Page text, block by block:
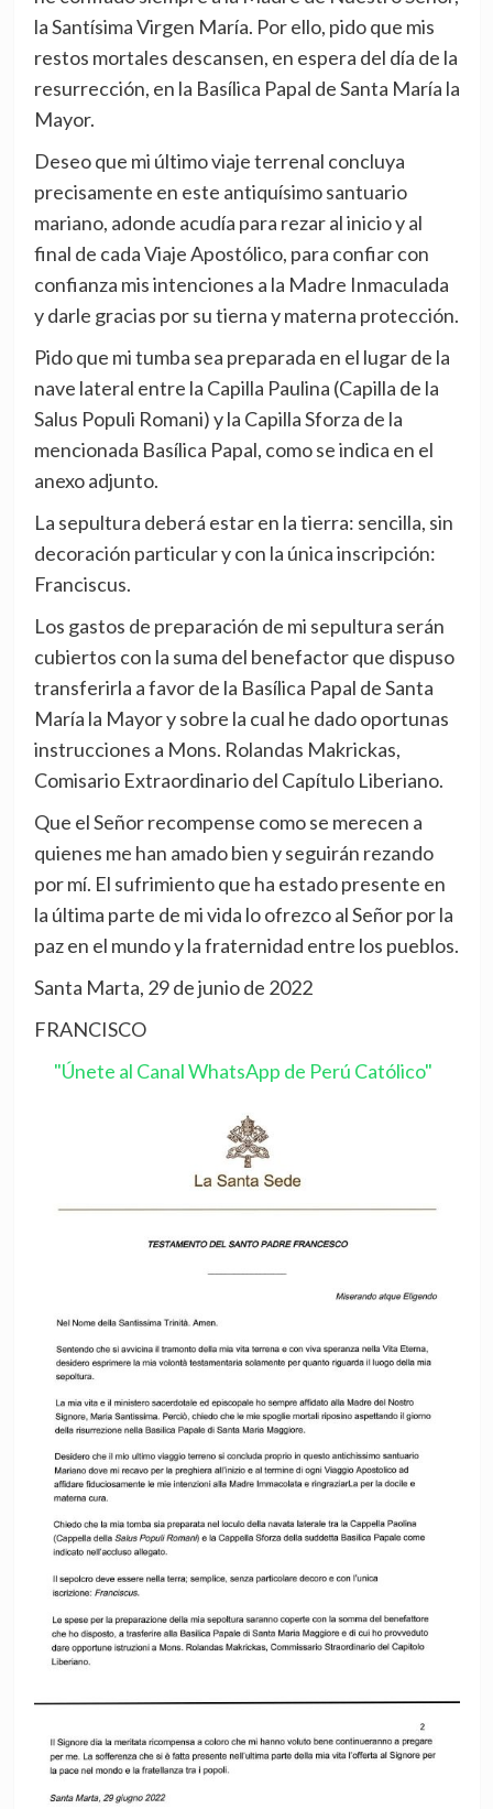
la Santísima Virgen María. Por ello, pido que mis
restos mortales descansen, en espera del día de la
resurrección, en la Basílica Papal de Santa María la
Mayor.
Deseo que mi último viaje terrenal concluya
precisamente en este antiquísimo santuario
mariano, adonde acudía para rezar al inicio y al
final de cada Viaje Apostólico, para confiar con
confianza mis intenciones a la Madre Inmaculada
y darle gracias por su tierna y materna protección.
Pido que mi tumba sea preparada en el lugar de la
nave lateral entre la Capilla Paulina (Capilla de la
Salus Populi Romani) y la Capilla Sforza de la
mencionada Basílica Papal, como se indica en el
anexo adjunto.
La sepultura deberá estar en la tierra: sencilla, sin
decoración particular y con la única inscripción:
Franciscus.
Los gastos de preparación de mi sepultura serán
cubiertos con la suma del benefactor que dispuso
transferirla a favor de la Basílica Papal de Santa
María la Mayor y sobre la cual he dado oportunas
instrucciones a Mons. Rolandas Makrickas,
Comisario Extraordinario del Capítulo Liberiano.
Que el Señor recompense como se merecen a
quienes me han amado bien y seguirán rezando
por mí. El sufrimiento que ha estado presente en
la última parte de mi vida lo ofrezco al Señor por la
paz en el mundo y la fraternidad entre los pueblos.
Santa Marta, 29 de junio de 2022
FRANCISCO
"Únete al Canal WhatsApp de Perú Católico"